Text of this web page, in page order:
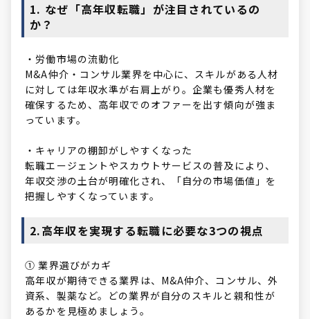
1. なぜ「高年収転職」が注目されているの
か？
・労働市場の流動化
M&A仲介・コンサル業界を中心に、スキルがある人材
に対しては年収水準が右肩上がり。企業も優秀人材を
確保するため、高年収でのオファーを出す傾向が強ま
っています。
・キャリアの棚卸がしやすくなった
転職エージェントやスカウトサービスの普及により、
年収交渉の土台が明確化され、「自分の市場価値」を
把握しやすくなっています。
2.高年収を実現する転職に必要な3つの視点
① 業界選びがカギ
高年収が期待できる業界は、M&A仲介、コンサル、外
資系、製薬など。どの業界が自分のスキルと親和性が
あるかを見極めましょう。